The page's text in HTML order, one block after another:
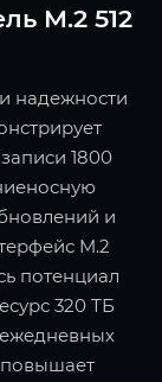
M.2 512
надежности
1800
и
M.2
потенциал
320 ТБ
повышает